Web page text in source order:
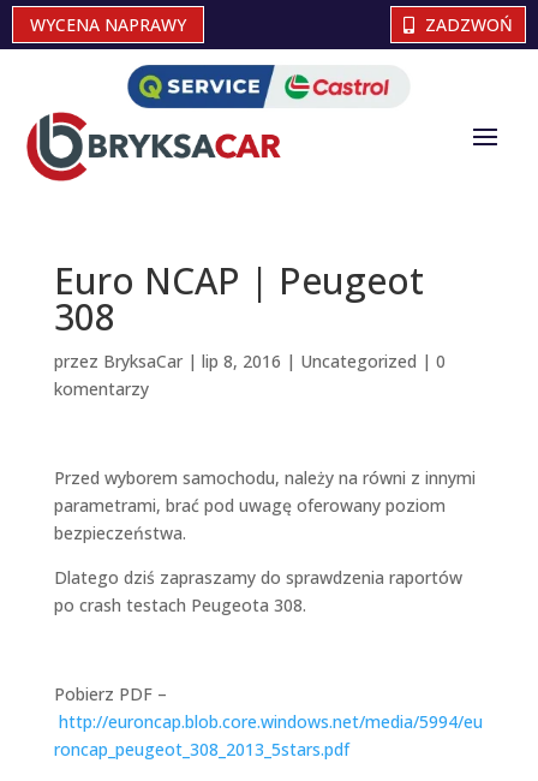
WYCENA NAPRAWY ZADZWOŃ
Euro NCAP | Peugeot
308
przez BryksaCar| lip 8, 2016 | Uncategorized | 0
komentarzy
Przed wyborem samochodu, należy na równi z innymi
parametrami, brać pod uwagę oferowany poziom
bezpieczeństwa.
Dlatego dziś zapraszamy do sprawdzenia raportów
po crash testach Peugeota 308.
Pobierz PDF –
http://euroncap.blob.core.windows.net/media/5994/eu
roncap_peugeot_308_2013_5stars.pdf